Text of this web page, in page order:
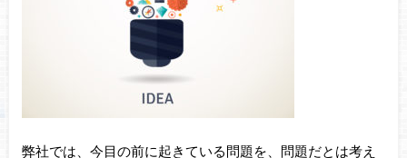
弊社では、今目の前に起きている問題を、問題だとは考え